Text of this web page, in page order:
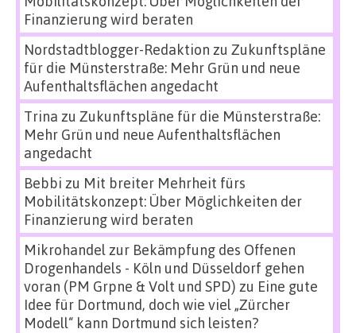
Finanzierung wird beraten
Nordstadtblogger-Redaktion zu Zukunftspläne
für die Münsterstraße: Mehr Grün und neue
Aufenthaltsflächen angedacht
Trina zu Zukunftspläne für die Münsterstraße:
Mehr Grün und neue Aufenthaltsflächen
angedacht
Bebbi zu Mit breiter Mehrheit fürs
Mobilitätskonzept: Über Möglichkeiten der
Finanzierung wird beraten
Mikrohandel zur Bekämpfung des Offenen
Drogenhandels - Köln und Düsseldorf gehen
voran (PM Grpne & Volt und SPD) zu Eine gute
Idee für Dortmund, doch wie viel „Zürcher
Modell“ kann Dortmund sich leisten?